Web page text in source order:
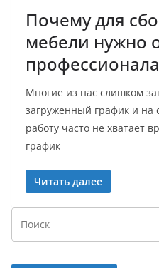
Почему для
мебели нужно
Многие из нас слишком
загруженный график и
работу часто не хватает
график
Читать далее